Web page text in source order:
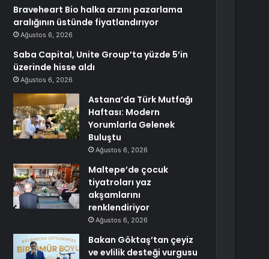
Braveheart Bio halka arzını pazarlama
aralığının üstünde fiyatlandırıyor
Ağustos 6, 2026
Saba Capital, Unite Group’ta yüzde 5’in
üzerinde hisse aldı
Ağustos 6, 2026
Astana’da Türk Mutfağı
Haftası: Modern
Yorumlarla Gelenek
Buluştu
Ağustos 6, 2026
Maltepe’de çocuk
tiyatroları yaz
akşamlarını
renklendiriyor
Ağustos 6, 2026
Bakan Göktaş’tan çeyiz
ve evlilik desteği vurgusu